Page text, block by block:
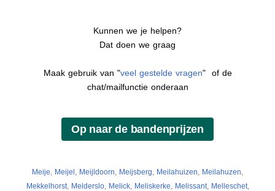
Kunnen we je helpen?
Dat doen we graag
Maak gebruik van "veel gestelde vragen" of de
chat/mailfunctie onderaan
Meije Meijel Meijldoorn Meijsberg Meilahuizen Meilahuzen
Mekkelhorst, Melderslo, Melick, Meliskerke Melissant, Melleschet,